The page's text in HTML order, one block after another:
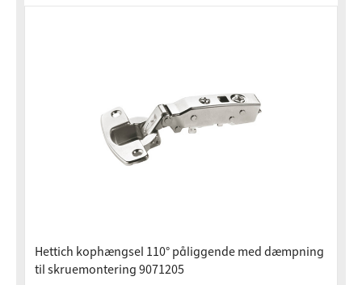
Hettich kophængsel 110° påliggende med dæmpning
til skruemontering 9071205